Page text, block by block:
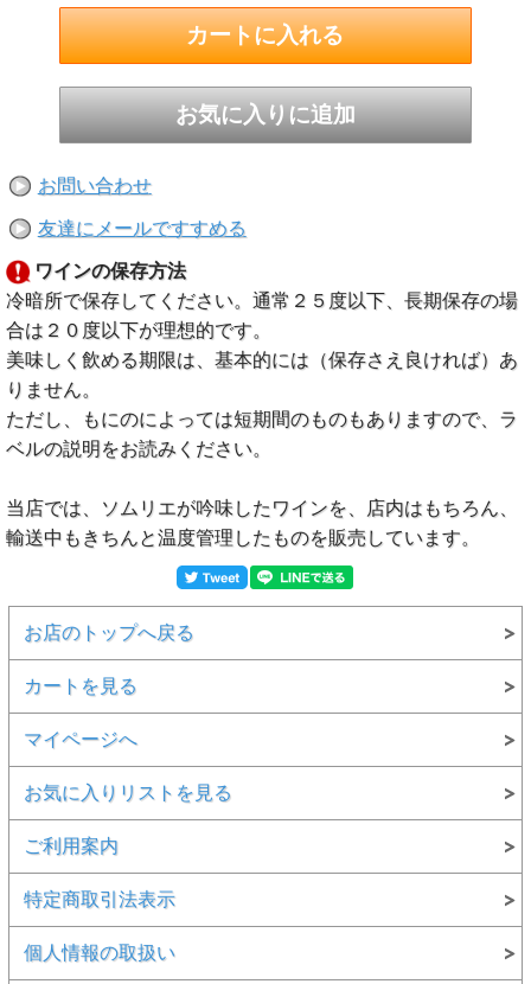
お問い合わせ
友達にメールですすめる
ワインの保存方法
冷暗所で保存してください。通常２５度以下、長期保存の場
合は２０度以下が理想的です。
美味しく飲める期限は、基本的には（保存さえ良ければ）あ
りません。
ただし、もにのによっては短期間のものもありますので、ラ
ベルの説明をお読みください。
当店では、ソムリエが吟味したワインを、店内はもちろん、
輸送中もきちんと温度管理したものを販売しています。
お店のトップへ戻る
カートを見る
マイページへ
お気に入りリストを見る
ご利用案内
特定商取引法表示
個人情報の取扱い